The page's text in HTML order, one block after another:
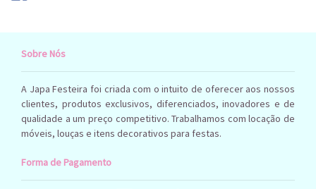
Bubble
Cacto
Caixadecorativa
Capa
Capas Para Cadeira
Capim Dos Pampas
Carrinho Carrossel Casa Celeiro
Centro De
Nic
Cha Revelacao Chaleira Chapeu Boiadeira
Sobre Nós
A Japa Festeira foi criada com o intuito de oferecer aos nossos
clientes, produtos exclusivos, diferenciados, inovadores e de
qualidade a um preço competitivo. Trabalhamos com locação de
móveis, louças e itens decorativos para festas.
Forma de Pagamento